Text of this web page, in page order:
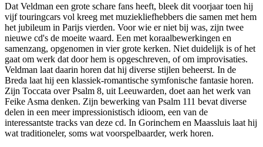
Dat Veldman een grote schare fans heeft, bleek dit voorjaar toen hij
vijf touringcars vol kreeg met muziekliefhebbers die samen met hem
het jubileum in Parijs vierden. Voor wie er niet bij was, zijn twee
nieuwe cd's de moeite waard. Een met koraalbewerkingen en
samenzang, opgenomen in vier grote kerken. Niet duidelijk is of het
gaat om werk dat door hem is opgeschreven, of om improvisaties.
Veldman laat daarin horen dat hij diverse stijlen beheerst. In de
Breda laat hij een klassiek-romantische symfonische fantasie horen.
Zijn Toccata over Psalm 8, uit Leeuwarden, doet aan het werk van
Feike Asma denken. Zijn bewerking van Psalm 111 bevat diverse
delen in een meer impressionistisch idioom, een van de
interessantste tracks van deze cd. In Gorinchem en Maassluis laat hij
wat traditioneler, soms wat voorspelbaarder, werk horen.